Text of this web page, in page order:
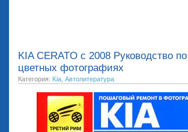
KIA CERATO с 2008 Руководство
цветных фотографиях
Категория: Kia Автолитература